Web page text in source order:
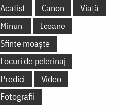
Acatist Canon
Viață
Minuni
Icoane
Sfinte moaște
Locuri de pelerinaj
Predici
Video
Fotografii